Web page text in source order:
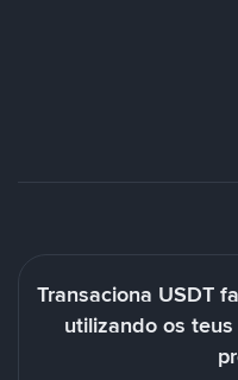
Transaciona USDT
utilizando os